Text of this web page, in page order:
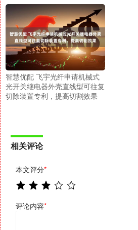
智慧优配 飞宇光纤申请机械式
光开关继电器外壳直线型可往复
切除装置专利，提高切割效果
相关评论
本文评分*
评论内容*